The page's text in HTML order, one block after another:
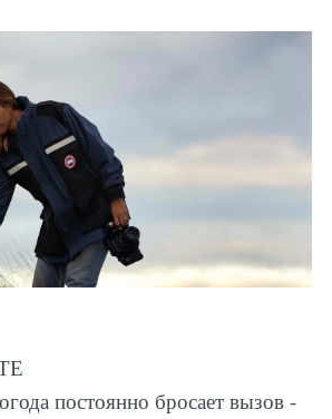
постоянно бросает вызов -